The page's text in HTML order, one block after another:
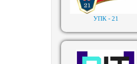
УПК - 21